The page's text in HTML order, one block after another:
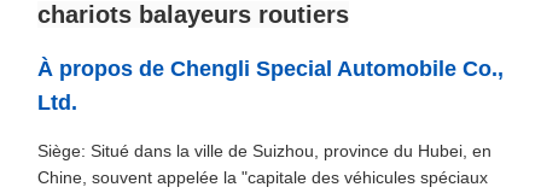
chariots balayeurs routiers
À propos de Chengli Special Automobile Co.,
Ltd.
Siège: Situé dans la ville de Suizhou, province du Hubei, en
Chine, souvent appelée la "capitale des véhicules spéciaux